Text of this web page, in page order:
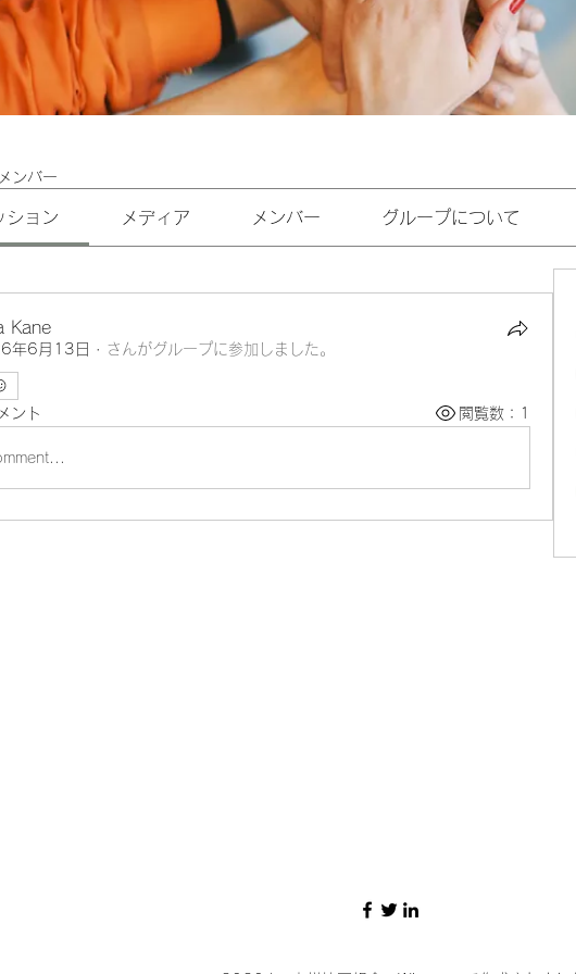
ンバー
ション メディア メンバー グループについて
Kane
年6月13日 · さんがグループに参加しました。
ント 閲覧数：1